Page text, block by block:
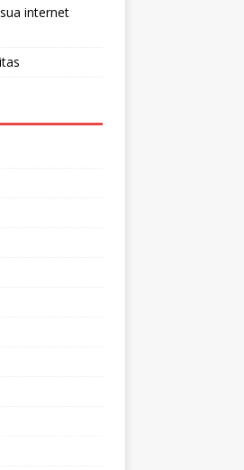
internet